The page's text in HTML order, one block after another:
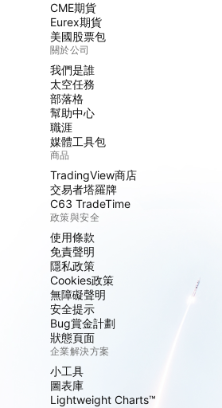
CME期貨
Eurex期貨
美國股票包
關於公司
我們是誰
太空任務
部落格
幫助中心
職涯
媒體工具包
商品
TradingView商店
交易者塔羅牌
C63 TradeTime
政策與安全
使用條款
免責聲明
隱私政策
Cookies政策
無障礙聲明
安全提示
Bug賞金計劃
狀態頁面
企業解決方案
小工具
圖表庫
Lightweight Charts™